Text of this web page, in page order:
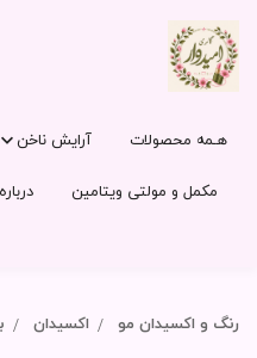
هـمه محصولات آرایش ناخن
مکمل و مولتی ویتامین
رنگ و اکسیدان مو اکسیدان